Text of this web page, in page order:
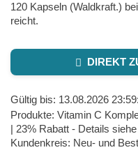
120 Kapseln (Waldkraft.)
reicht.
DIREKT
Gültig bis: 13.08.2026
Produkte: Vitamin C
| 23% Rabatt - Details
Kundenkreis: Neu- und